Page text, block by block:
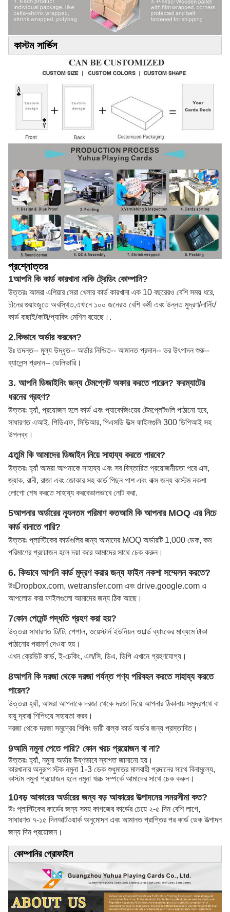
কাস্টম সার্ভিস
প্রশ্নোত্তর
1আপনি কি কার্ড কারখানা নাকি ট্রেডিং কোম্পানি?
উত্তরঃ আমরা এশিয়ার সেরা খেলার কার্ড কারখানা এক 10 বছরেরও বেশি সময় ধরে,
চীনের গুয়াংজুতে অবস্থিত,এখানে ১০০ জনেরও বেশি কর্মী এবং উন্নত মুদ্রণ/লার্নিং/
কার্ড বাছাই/কাটা/প্যাকিং মেশিন রয়েছে।.
2.কিভাবে অর্ডার করবেন?
উঃ তদন্ত-- মূল্য উদ্ধৃত-- অর্ডার নিশ্চিত-- আমানত প্রদান-- ভর উৎপাদন শুরু--
ব্যালেন্স প্রদান-- ডেলিভারি।
3. আপনি ডিজাইনিং জন্য টেমপ্লেট অফার করতে পারেন? ফরম্যাটের
ধরনের গ্রহণ?
উত্তরঃ হ্যাঁ, প্রয়োজন হলে কার্ড এবং প্যাকেজিংয়ের টেমপ্লেটগুলি পাঠানো হবে,
সাধারণত এআই, পিডিএফ, সিডিআর, পিএসডি উত্স ফাইলগুলি 300 ডিপিআই সহ
উপলব্ধ।
4তুমি কি আমাদের ডিজাইন নিয়ে সাহায্য করতে পারবে?
উত্তরঃ হ্যাঁ আমরা আপনাকে সাহায্য এবং সব বিস্তারিত প্রয়োজনীয়তা পরে এস,
জ্যাক, রানী, রাজা এবং জোকার সহ কার্ড পিছন পাশ এবং বাক্স জন্য কাস্টম নকশা
লোগো শেষ করতে সাহায্য করবেভালভাবে নোট করা.
5আপনার অর্ডারের ন্যূনতম পরিমাণ কতআমি কি আপনার MOQ এর নিচে
কার্ড বানাতে পারি?
উত্তরঃ প্লাস্টিকের কার্ডগুলির জন্য আমাদের MOQ অর্ডারটি 1,000 ডেক, কম
পরিমাণের প্রয়োজন হলে দয়া করে আমাদের সাথে চেক করুন।
6. কিভাবে আপনি কার্ড মুদ্রণ করার জন্য ফাইল নকশা সম্মেলন করতে?
উঃDropbox.com, wetransfer.com এবং drive.google.com এ
আপলোড করা ফাইলগুলো আমাদের জন্য ঠিক আছে।
7কোন পেমেন্ট পদ্ধতি গ্রহণ করা হয়?
উত্তরঃ সাধারণত টি/টি, পেপাল, ওয়েস্টার্ন ইউনিয়ন ওয়ার্ল্ড ব্যাংকের মাধ্যমে টাকা
পাঠানোর পরামর্শ দেওয়া হয়।
এখন ক্রেডিট কার্ড, ই-চেকিং, এল/সি, ডিএ, ডিপি এখানে গ্রহণযোগ্য।
8আপনি কি দরজা থেকে দরজা পর্যন্ত পণ্য পরিবহন করতে সাহায্য করতে
পারেন?
উত্তরঃ হ্যাঁ, আমরা আপনাকে দরজা থেকে দরজা দিয়ে আপনার ঠিকানায় সমুদ্রপথে বা
বায়ু দ্বারা শিপিংয়ে সহায়তা করব।
দরজা থেকে দরজা সমুদ্রের শিপিং ভারী বাল্ক কার্ড অর্ডার জন্য প্রস্তাবিত।
9আমি নমুনা পেতে পারি? কোন খরচ প্রয়োজন বা না?
উত্তরঃ হ্যাঁ, নমুনা অর্ডার উষ্ণভাবে স্বাগত জানানো হয়।
কারখানার অনুরূপ স্টক নমুনা 1-3 ডেক শুধুমাত্র মালবাহী প্রদানের সাথে বিনামূল্যে,
কাস্টম নমুনা প্রয়োজন হলে নমুনা খরচ সম্পর্কে আমাদের সাথে চেক করুন।
10বড় আকারের অর্ডারের জন্য বড় আকারের উত্পাদনের সময়সীমা কত?
উঃ প্লাস্টিকের কার্ডের জন্য সময় কাগজের কার্ডের চেয়ে ২-৫ দিন বেশি লাগে,
সাধারণত ৭-১৫ দিনআর্টওয়ার্ক অনুমোদন এবং আমানত প্রাপ্তির পর কার্ড ডেক উত্পাদন
জন্য দিন প্রয়োজন।
কোম্পানির প্রোফাইল